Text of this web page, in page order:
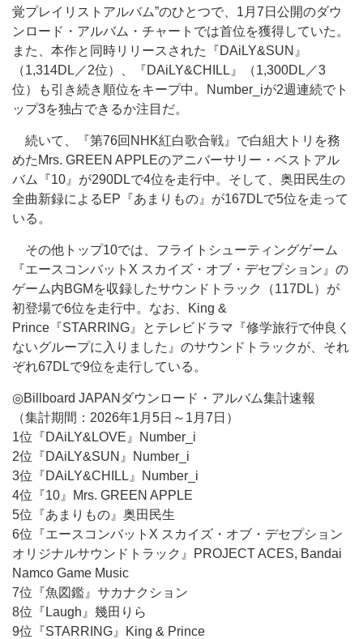
覚プレイリストアルバム”のひとつで、1月7日公開のダウ
ンロード・アルバム・チャートでは首位を獲得していた。
また、本作と同時リリースされた『DAiLY&SUN』
（1,314DL／2位）、『DAiLY&CHILL』（1,300DL／3
位）も引き続き順位をキープ中。Number_iが2週連続でト
ップ3を独占できるか注目だ。
続いて、『第76回NHK紅白歌合戦』で白組大トリを務
めたMrs. GREEN APPLEのアニバーサリー・ベストアル
バム『10』が290DLで4位を走行中。そして、奥田民生の
全曲新録によるEP『あまりもの』が167DLで5位を走って
いる。
その他トップ10では、フライトシューティングゲーム
『エースコンバットX スカイズ・オブ・デセプション』の
ゲーム内BGMを収録したサウンドトラック（117DL）が
初登場で6位を走行中。なお、King &
Prince『STARRING』とテレビドラマ『修学旅行で仲良く
ないグループに入りました』のサウンドトラックが、それ
ぞれ67DLで9位を走行している。
◎Billboard JAPANダウンロード・アルバム集計速報
（集計期間：2026年1月5日～1月7日）
1位『DAiLY&LOVE』Number_i
2位『DAiLY&SUN』Number_i
3位『DAiLY&CHILL』Number_i
4位『10』Mrs. GREEN APPLE
5位『あまりもの』奥田民生
6位『エースコンバットX スカイズ・オブ・デセプション
オリジナルサウンドトラック』PROJECT ACES, Bandai
Namco Game Music
7位『魚図鑑』サカナクション
8位『Laugh』幾田りら
9位『STARRING』King & Prince